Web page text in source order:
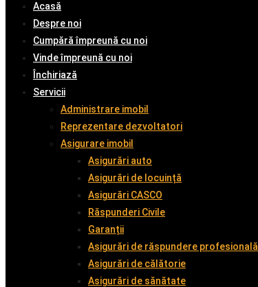
Acasă
Despre noi
Cumpără împreună cu noi
Vinde împreună cu noi
Închiriază
Servicii
Administrare imobil
Reprezentare dezvoltatori
Asigurare imobil
Asigurări auto
Asigurări de locuință
Asigurări CASCO
Răspunderi Civile
Garanții
Asigurări de răspundere profesională
Asigurări de călătorie
Asigurări de sănătate